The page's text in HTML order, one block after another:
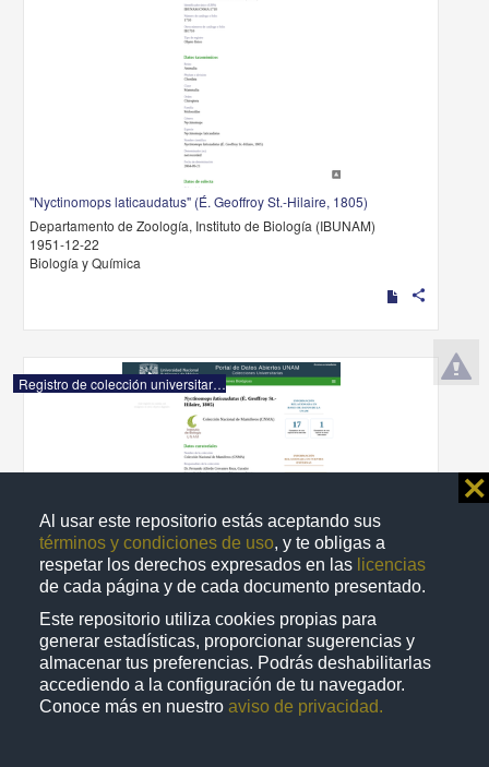
Al usar este repositorio estás aceptando sus
términos y condiciones de uso, y te obligas a
respetar los derechos expresados en las licencias
de cada página y de cada documento presentado.
Este repositorio utiliza cookies propias para
generar estadísticas, proporcionar sugerencias y
almacenar tus preferencias. Podrás deshabilitarlas
accediendo a la configuración de tu navegador.
Conoce más en nuestro aviso de privacidad.
⨯
"Nyctinomops laticaudatus" (É. Geoffroy St.-Hilaire, 1805)
Departamento de Zoología, Instituto de Biología (IBUNAM)
1951-12-22
Biología y Química
share
Registro de colección universitaria
"Nyctinomops laticaudatus" (É. Geoffroy St.-Hilaire, 1805)